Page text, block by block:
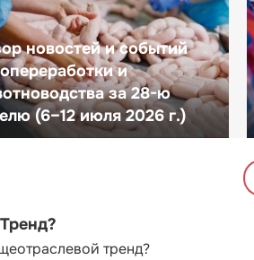
новостей и событий
и
за 28-ю
(6–12 июля 2026 г.)
тренд?